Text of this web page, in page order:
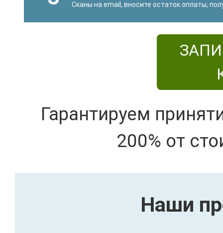
Сканы на email, вносите остаток оплаты,
Гарантируем
200% от
Наши